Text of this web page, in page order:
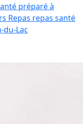
préparé à
Repas repas santé
du-Lac